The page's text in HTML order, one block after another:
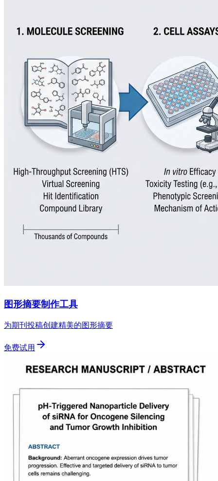
图形摘要制作工具
为期刊投稿创建精美的图形摘要
免费试用